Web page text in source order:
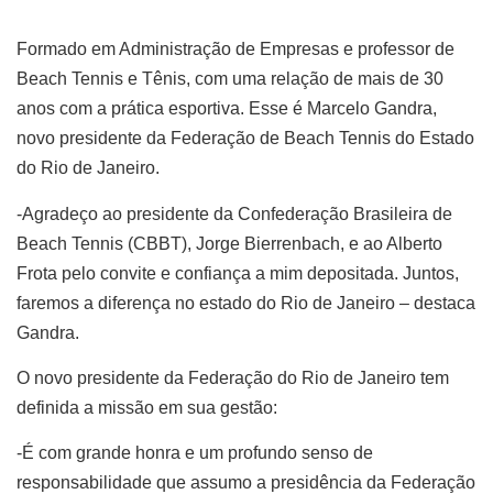
Formado em Administração de Empresas e professor de
Beach Tennis e Tênis, com uma relação de mais de 30
anos com a prática esportiva. Esse é Marcelo Gandra,
novo presidente da Federação de Beach Tennis do Estado
do Rio de Janeiro.
-Agradeço ao presidente da Confederação Brasileira de
Beach Tennis (CBBT), Jorge Bierrenbach, e ao Alberto
Frota pelo convite e confiança a mim depositada. Juntos,
faremos a diferença no estado do Rio de Janeiro – destaca
Gandra.
O novo presidente da Federação do Rio de Janeiro tem
definida a missão em sua gestão:
-É com grande honra e um profundo senso de
responsabilidade que assumo a presidência da Federação